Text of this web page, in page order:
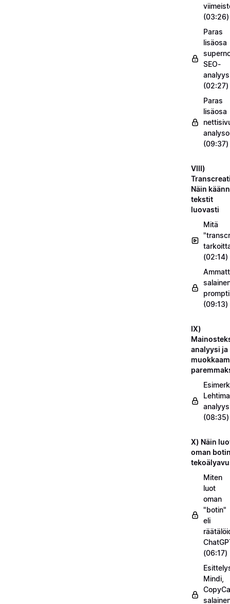
(03:26)
Paras
lisäosa
SEO-
(02:27)
Paras
lisäosa
(09:37)
VIII)
Näin
tekstit
luovasti
Mitä
(02:14)
prompti
(09:13)
IX)
analyysi ja
(08:35)
X) Näin
oman
Miten
luot
oman
"botin"
eli
(06:17)
Mindi,